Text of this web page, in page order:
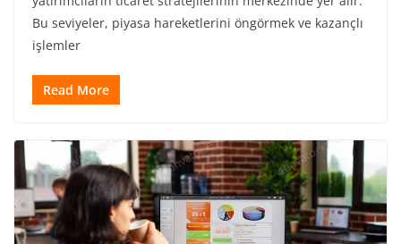
Bu seviyeler, piyasa hareketlerini öngörmek ve kazançlı
işlemler
Read More